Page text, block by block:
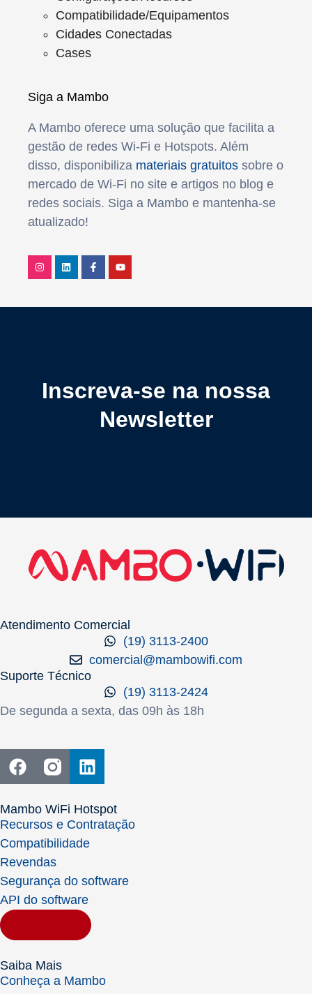
Compatibilidade/Equipamentos
Cidades Conectadas
Cases
Siga a Mambo
A Mambo oferece uma solução que facilita a
gestão de redes Wi-Fi e Hotspots. Além
disso, disponibiliza materiais gratuitos sobre o
mercado de Wi-Fi no site e artigos no blog e
redes sociais. Siga a Mambo e mantenha-se
atualizado!
Inscreva-se na nossa
Newsletter
Atendimento Comercial
(19) 3113-2400
comercial@mambowifi.com
Suporte Técnico
(19) 3113-2424
De segunda a sexta, das 09h às 18h
Mambo WiFi Hotspot
Recursos e Contratação
Compatibilidade
Revendas
Segurança do software
API do software
Saiba Mais
Conheça a Mambo